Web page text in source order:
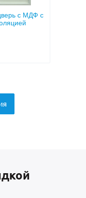
Входная квартирная
коричневого цвета с